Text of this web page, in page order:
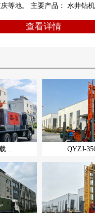
等地。 主要产品： 水井钻机
查看详情
... QYZJ-